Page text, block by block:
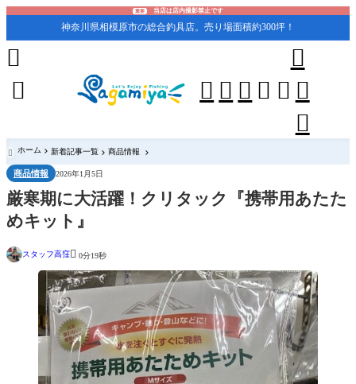
重要 当店は店内撮影禁止です
神奈川県相模原市の総合釣具店。売り場面積約300坪！
    





 ホーム 新着記事一覧 商品情報
商品情報 2026年1月5日
厳寒期に大活躍！クリタック『携帯用あたた
めキット』
スタッフ高窪 0分19秒